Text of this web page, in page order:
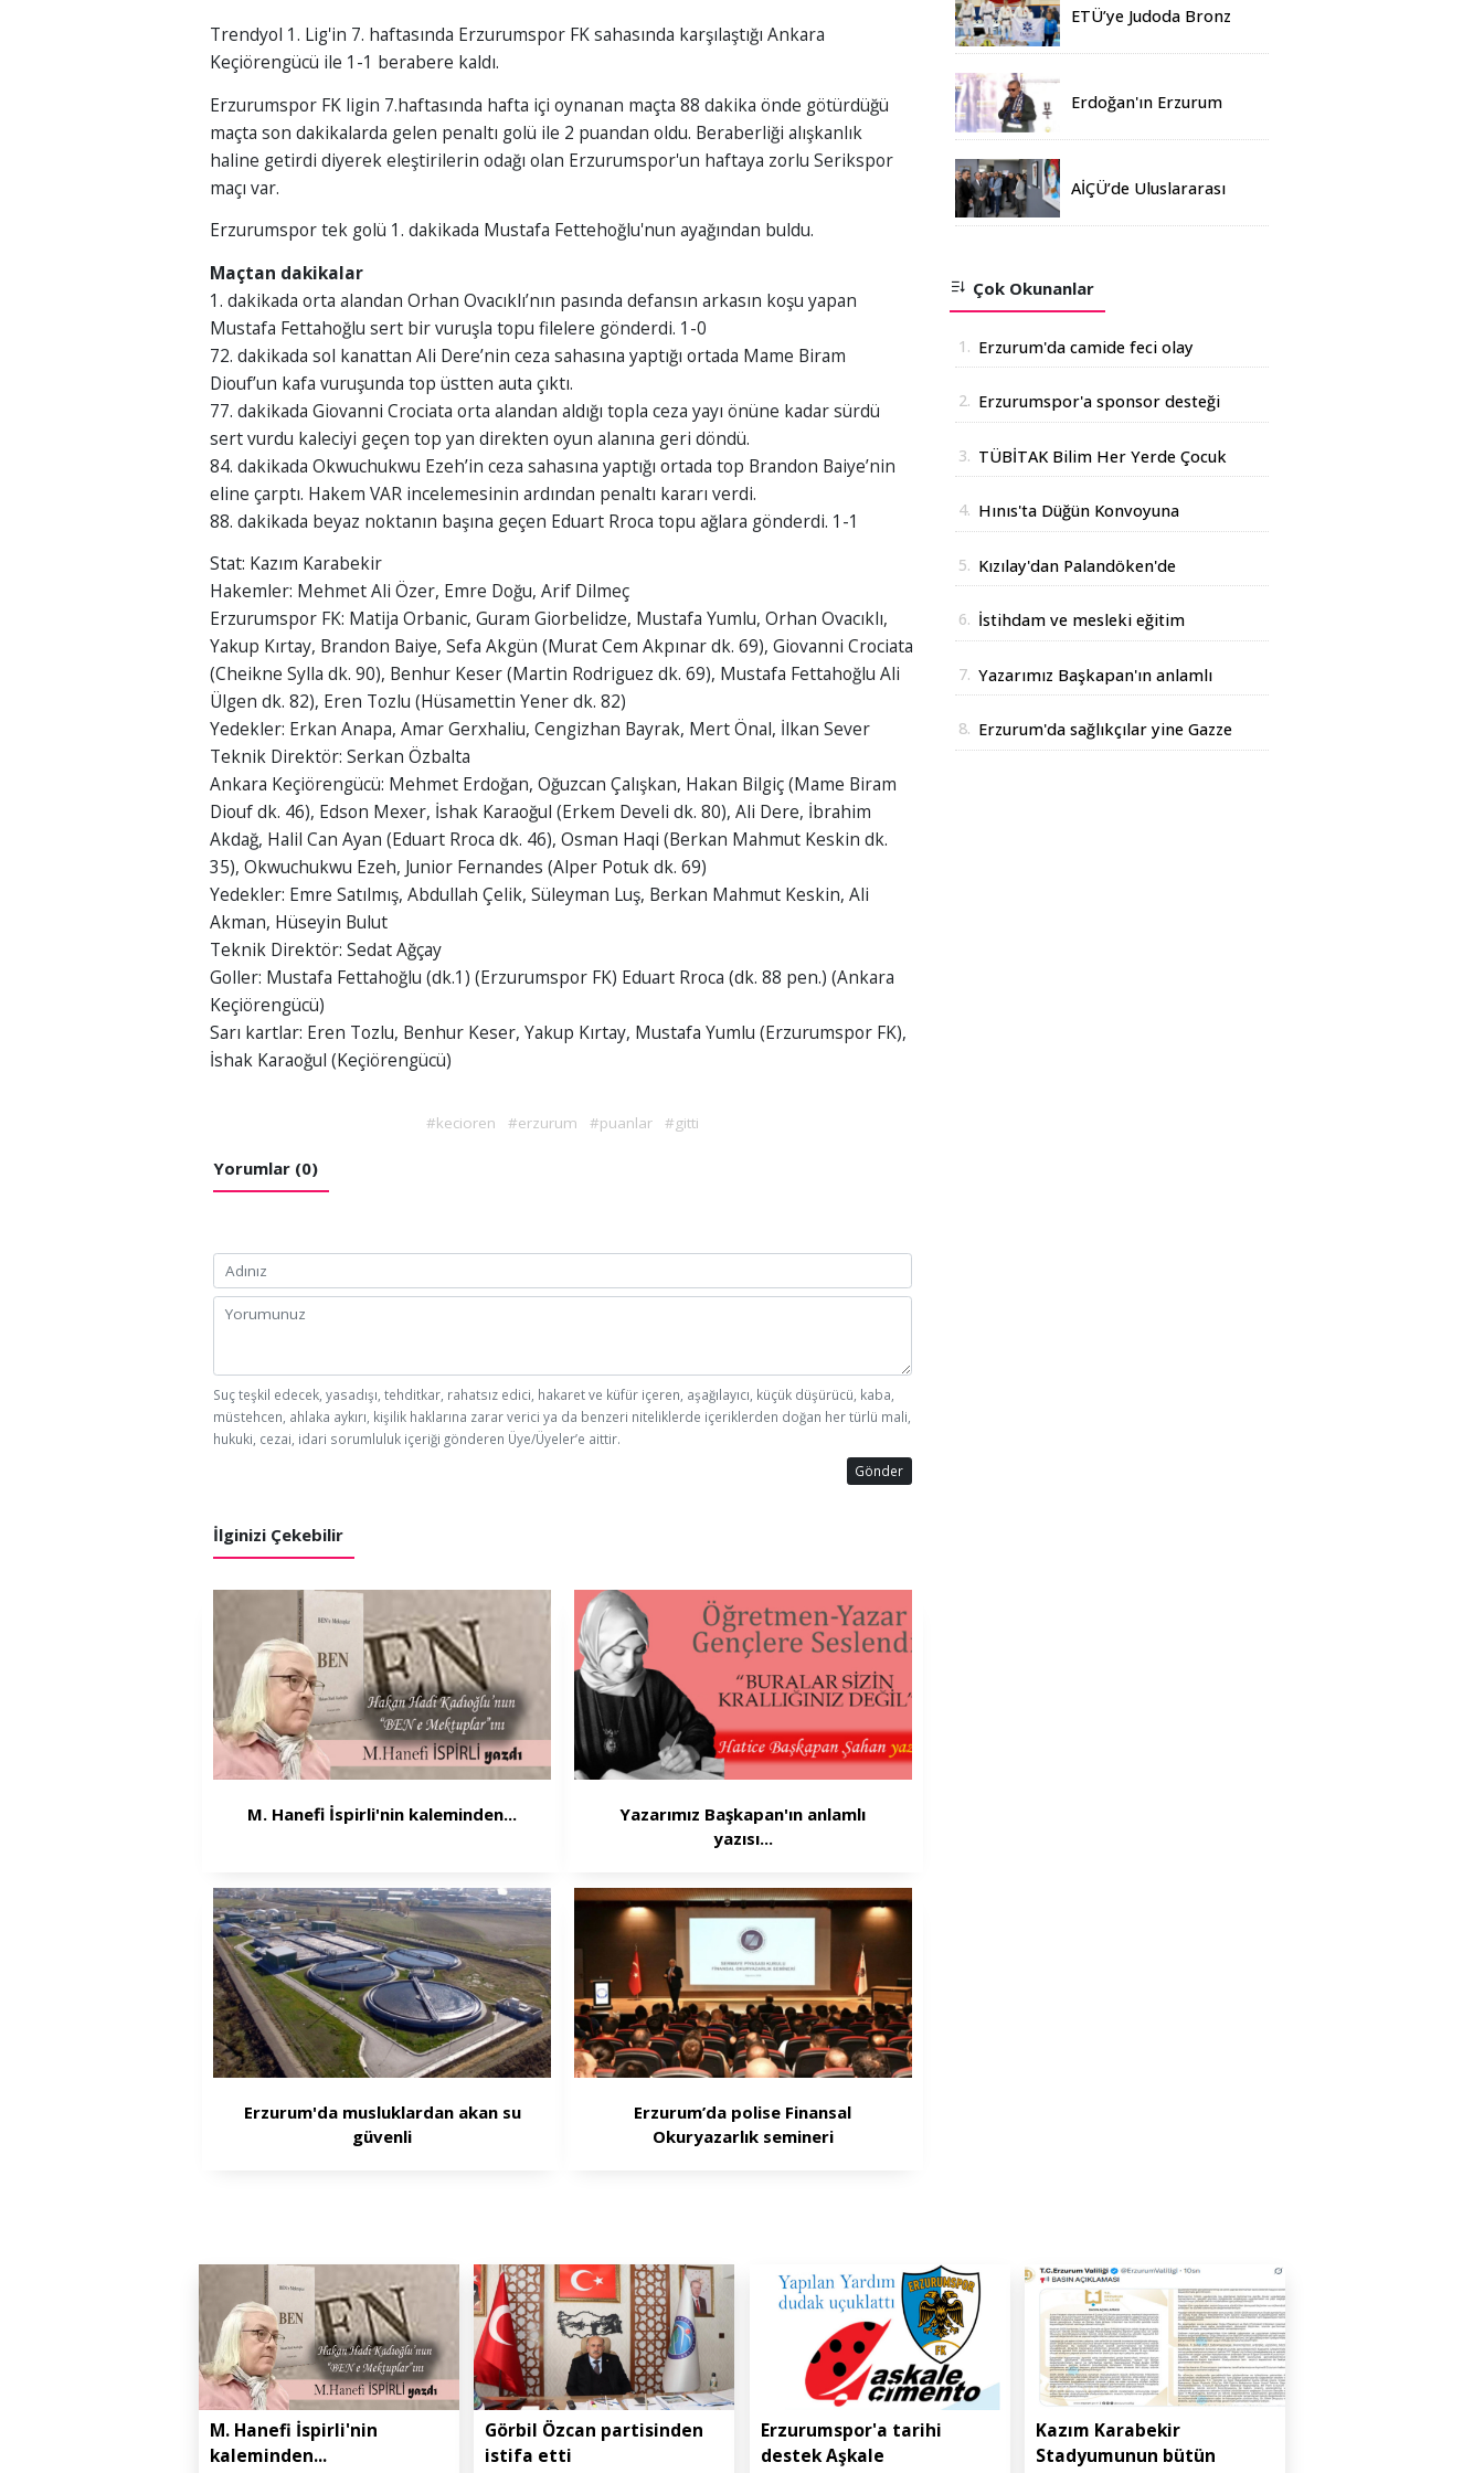
Trendyol 1. Lig'in 7. haftasında Erzurumspor FK sahasında karşılaştığı Ankara
Keçiörengücü ile 1-1 berabere kaldı.
Erzurumspor FK ligin 7.haftasında hafta içi oynanan maçta 88 dakika önde götürdüğü
maçta son dakikalarda gelen penaltı golü ile 2 puandan oldu. Beraberliği alışkanlık
haline getirdi diyerek eleştirilerin odağı olan Erzurumspor'un haftaya zorlu Serikspor
maçı var.
Erzurumspor tek golü 1. dakikada Mustafa Fettehoğlu'nun ayağından buldu.
Maçtan dakikalar
1. dakikada orta alandan Orhan Ovacıklı’nın pasında defansın arkasın koşu yapan
Mustafa Fettahoğlu sert bir vuruşla topu filelere gönderdi. 1-0
72. dakikada sol kanattan Ali Dere’nin ceza sahasına yaptığı ortada Mame Biram
Diouf’un kafa vuruşunda top üstten auta çıktı.
77. dakikada Giovanni Crociata orta alandan aldığı topla ceza yayı önüne kadar sürdü
sert vurdu kaleciyi geçen top yan direkten oyun alanına geri döndü.
84. dakikada Okwuchukwu Ezeh’in ceza sahasına yaptığı ortada top Brandon Baiye’nin
eline çarptı. Hakem VAR incelemesinin ardından penaltı kararı verdi.
88. dakikada beyaz noktanın başına geçen Eduart Rroca topu ağlara gönderdi. 1-1
Stat: Kazım Karabekir
Hakemler: Mehmet Ali Özer, Emre Doğu, Arif Dilmeç
Erzurumspor FK: Matija Orbanic, Guram Giorbelidze, Mustafa Yumlu, Orhan Ovacıklı,
Yakup Kırtay, Brandon Baiye, Sefa Akgün (Murat Cem Akpınar dk. 69), Giovanni Crociata
(Cheikne Sylla dk. 90), Benhur Keser (Martin Rodriguez dk. 69), Mustafa Fettahoğlu Ali
Ülgen dk. 82), Eren Tozlu (Hüsamettin Yener dk. 82)
Yedekler: Erkan Anapa, Amar Gerxhaliu, Cengizhan Bayrak, Mert Önal, İlkan Sever
Teknik Direktör: Serkan Özbalta
Ankara Keçiörengücü: Mehmet Erdoğan, Oğuzcan Çalışkan, Hakan Bilgiç (Mame Biram
Diouf dk. 46), Edson Mexer, İshak Karaoğul (Erkem Develi dk. 80), Ali Dere, İbrahim
Akdağ, Halil Can Ayan (Eduart Rroca dk. 46), Osman Haqi (Berkan Mahmut Keskin dk.
35), Okwuchukwu Ezeh, Junior Fernandes (Alper Potuk dk. 69)
Yedekler: Emre Satılmış, Abdullah Çelik, Süleyman Luş, Berkan Mahmut Keskin, Ali
Akman, Hüseyin Bulut
Teknik Direktör: Sedat Ağçay
Goller: Mustafa Fettahoğlu (dk.1) (Erzurumspor FK) Eduart Rroca (dk. 88 pen.) (Ankara
Keçiörengücü)
Sarı kartlar: Eren Tozlu, Benhur Keser, Yakup Kırtay, Mustafa Yumlu (Erzurumspor FK),
İshak Karaoğul (Keçiörengücü)
#kecioren #erzurum #puanlar #gitti
Yorumlar (0)
Suç teşkil edecek, yasadışı, tehditkar, rahatsız edici, hakaret ve küfür içeren, aşağılayıcı, küçük düşürücü, kaba,
müstehcen, ahlaka aykırı, kişilik haklarına zarar verici ya da benzeri niteliklerde içeriklerden doğan her türlü mali,
hukuki, cezai, idari sorumluluk içeriği gönderen Üye/Üyeler’e aittir.
Gönder
İlginizi Çekebilir
M. Hanefi İspirli'nin kaleminden...
Yazarımız Başkapan'ın anlamlı
yazısı...
Erzurum'da musluklardan akan su
güvenli
Erzurum’da polise Finansal
Okuryazarlık semineri
ETÜ’ye Judoda Bronz
Erdoğan'ın Erzurum
rekoru kırıldı
AİÇÜ’de Uluslararası
Açıldı
Çok Okunanlar
1. Erzurum'da camide feci olay
2. Erzurumspor'a sponsor desteği
3. TÜBİTAK Bilim Her Yerde Çocuk
4. Hınıs'ta Düğün Konvoyuna
5. Kızılay'dan Palandöken'de
6. İstihdam ve mesleki eğitim
7. Yazarımız Başkapan'ın anlamlı
8. Erzurum'da sağlıkçılar yine Gazze
M. Hanefi İspirli'nin
kaleminden...
Görbil Özcan partisinden
istifa etti
Erzurumspor'a tarihi
destek Aşkale
Kazım Karabekir
Stadyumunun bütün